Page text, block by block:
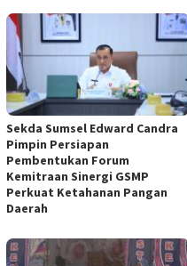
Sekda Sumsel Edward Candra
Pimpin Persiapan
Pembentukan Forum
Kemitraan Sinergi GSMP
Perkuat Ketahanan Pangan
Daerah